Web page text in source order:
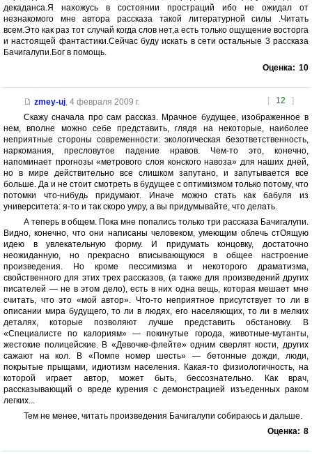
декаданса.Я нахожусь в состоянии простраций ибо не ожидал от
незнакомого мне автора рассказа такой литературной силы .Читать
всем.Это как раз тот случай когда слов нет,а есть только ощущение восторга
и настоящей фантастики.Сейчас буду искать в сети остальные 3 рассказа
Бачигалупи.Бог в помощь.
Оценка: 10
[ 12 ]
zmey-uj, 4 февраля 2009 г.
Скажу сначала про сам рассказ. Мрачное будущее, изображенное в
нем, вполне можно себе представить, глядя на некоторые, наиболее
неприятные стороны современности: экологическая безответственность,
наркомания, пресловутое падение нравов. Чем-то это, конечно,
напоминает прогнозы «метрового слоя конского навоза» для наших дней,
но в мире действительно все слишком запутано, и запутывается все
больше. Да и не стоит смотреть в будущее с оптимизмом только потому, что
потомки что-нибудь придумают. Иначе можно стать как бабуля из
университета: я-то и так скоро умру, а вы придумывайте, что делать.
А теперь в общем. Пока мне попались только три рассказа Бачигалупи.
Видно, конечно, что они написаны человеком, умеющим облечь стОящую
идею в увлекательную форму. И придумать концовку, достаточно
неожиданную, но прекрасно вписывающуюся в общее настроение
произведения. Но кроме пессимизма и некоторого драматизма,
свойственного для этих трех рассказов, (а также для произведений других
писателей — не в этом дело), есть в них одна вещь, которая мешает мне
считать, что это «мой автор». Что-то неприятное присутствует то ли в
описании мира будущего, то ли в людях, его населяющих, то ли в мелких
деталях, которые позволяют лучше представить обстановку. В
«Специалисте по калориям» — покинутые города, животные-мутанты,
жестокие полицейские. В «Девочке-флейте» одним сверлят кости, других
сажают на кол. В «Помпе номер шесть» — бетонные дожди, люди,
покрытые прыщами, идиотизм населения. Какая-то физиологичность, на
которой играет автор, может быть, бессознательно. Как врач,
рассказывающий о вреде курения с демонстрацией изъеденных раком
легких...
Тем не менее, читать произведения Бачигалупи собираюсь и дальше.
Оценка: 8